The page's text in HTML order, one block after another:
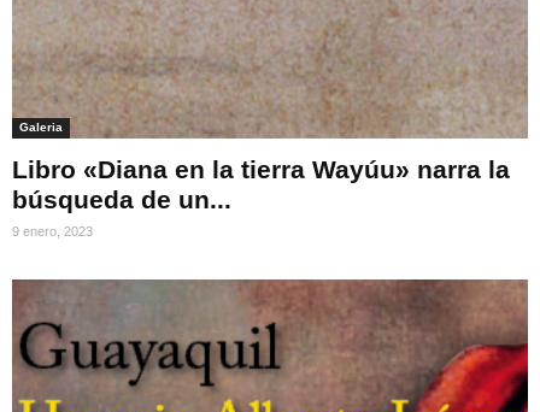
Galeria
Libro «Diana en la tierra Wayúu» narra la
búsqueda de un...
9 enero, 2023